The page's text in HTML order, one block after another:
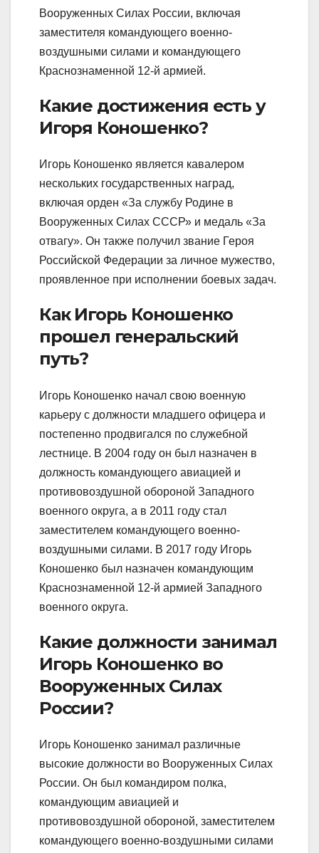
Вооруженных Силах России, включая
заместителя командующего военно-
воздушными силами и командующего
Краснознаменной 12-й армией.
Какие достижения есть у
Игоря Коношенко?
Игорь Коношенко является кавалером
нескольких государственных наград,
включая орден «За службу Родине в
Вооруженных Силах СССР» и медаль «За
отвагу». Он также получил звание Героя
Российской Федерации за личное мужество,
проявленное при исполнении боевых задач.
Как Игорь Коношенко
прошел генеральский
путь?
Игорь Коношенко начал свою военную
карьеру с должности младшего офицера и
постепенно продвигался по служебной
лестнице. В 2004 году он был назначен в
должность командующего авиацией и
противовоздушной обороной Западного
военного округа, а в 2011 году стал
заместителем командующего военно-
воздушными силами. В 2017 году Игорь
Коношенко был назначен командующим
Краснознаменной 12-й армией Западного
военного округа.
Какие должности занимал
Игорь Коношенко во
Вооруженных Силах
России?
Игорь Коношенко занимал различные
высокие должности во Вооруженных Силах
России. Он был командиром полка,
командующим авиацией и
противовоздушной обороной, заместителем
командующего военно-воздушными силами